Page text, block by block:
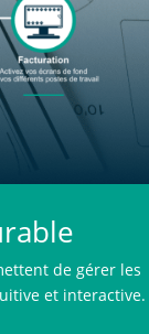
de gérer les
et interactive.